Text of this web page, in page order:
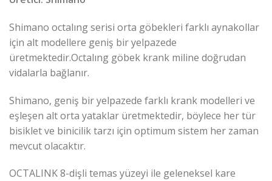
Shimano octalıng serisi orta göbekleri farklı aynakollar
için alt modellere geniş bir yelpazede
üretmektedir.Octalıng göbek krank miline doğrudan
vidalarla bağlanır.
Shimano, geniş bir yelpazede farklı krank modelleri ve
eşleşen alt orta yataklar üretmektedir, böylece her tür
bisiklet ve binicilik tarzı için optimum sistem her zaman
mevcut olacaktır.
OCTALINK 8-dişli temas yüzeyi ile geleneksel kare